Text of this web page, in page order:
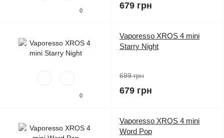
0 679 грн
0
Vaporesso XROS 4 mini
Starry Night
699 грн
679 грн
Vaporesso XROS 4 mini
Word Pop